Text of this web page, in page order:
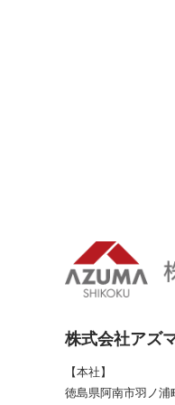
株式会社アズ
【本社】
徳島県阿南市羽ノ浦